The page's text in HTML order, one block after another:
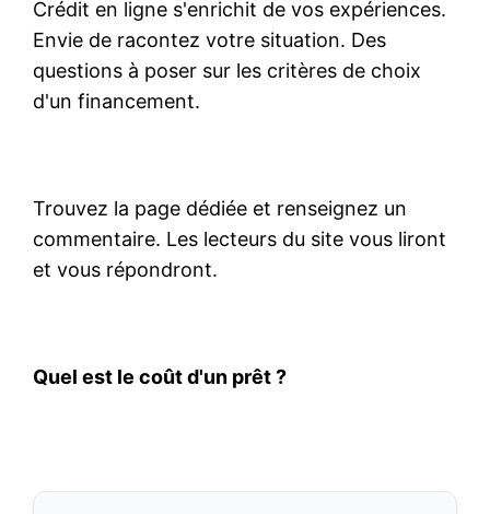
Crédit en ligne s'enrichit de vos expériences.
Envie de racontez votre situation. Des
questions à poser sur les critères de choix
d'un financement.
Trouvez la page dédiée et renseignez un
commentaire. Les lecteurs du site vous liront
et vous répondront.
Quel est le coût d'un prêt ?